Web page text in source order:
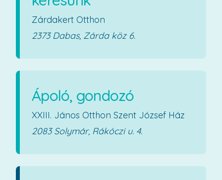
Zárdakert Otthon
2373 Dabas, Zárda köz 6.
Ápoló, gondozó
XXIII. János Otthon Szent József Ház
2083 Solymár, Rákóczi u. 4.